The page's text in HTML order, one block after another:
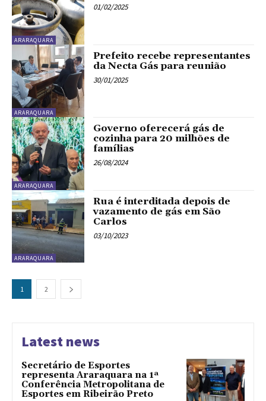
ARARAQUARA
01/02/2025
ARARAQUARA
Prefeito recebe representantes
da Necta Gás para reunião
30/01/2025
ARARAQUARA
Governo oferecerá gás de
cozinha para 20 milhões de
famílias
26/08/2024
ARARAQUARA
Rua é interditada depois de
vazamento de gás em São
Carlos
03/10/2023
1 2
Latest news
Secretário de Esportes
representa Araraquara na 1ª
Conferência Metropolitana de
Esportes em Ribeirão Preto